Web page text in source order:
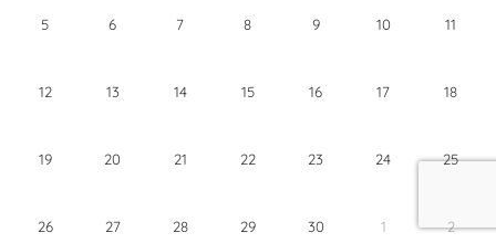
5 6 7 8 9 10 11
12 13 14 15 16 17 18
19 20 21 22 23 24 25
26 27 28 29 30 1 2